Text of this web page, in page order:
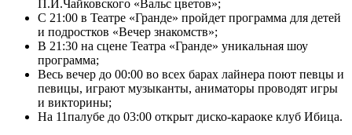
П.И.Чайковского «Вальс цветов»;
С 21:00 в Театре «Гранде» пройдет программа для детей
и подростков «Вечер знакомств»;
В 21:30 на сцене Театра «Гранде» уникальная шоу
программа;
Весь вечер до 00:00 во всех барах лайнера поют певцы и
певицы, играют музыканты, аниматоры проводят игры
и викторины;
На 11палубе до 03:00 открыт диско-караоке клуб Ибица.